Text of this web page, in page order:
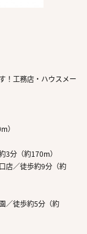
！工務店・ハウスメー
）
3分（約170m）
店／徒歩約9分（約
／徒歩約5分（約